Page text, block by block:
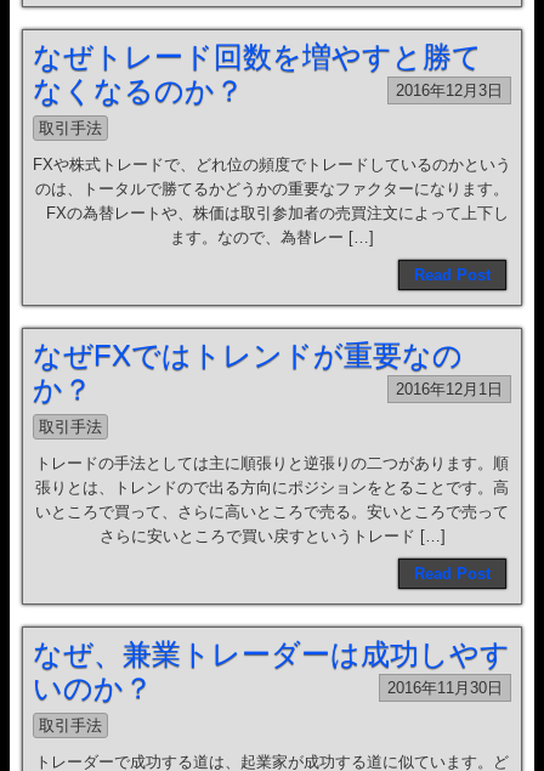
なぜトレード回数を増やすと勝て
なくなるのか？
2016年12月3日
取引手法
FXや株式トレードで、どれ位の頻度でトレードしているのかという
のは、トータルで勝てるかどうかの重要なファクターになります。
FXの為替レートや、株価は取引参加者の売買注文によって上下し
ます。なので、為替レー […]
Read Post
なぜFXではトレンドが重要なの
か？
2016年12月1日
取引手法
トレードの手法としては主に順張りと逆張りの二つがあります。順
張りとは、トレンドので出る方向にポジションをとることです。高
いところで買って、さらに高いところで売る。安いところで売って
さらに安いところで買い戻すというトレード […]
Read Post
なぜ、兼業トレーダーは成功しやす
いのか？
2016年11月30日
取引手法
トレーダーで成功する道は、起業家が成功する道に似ています。ど